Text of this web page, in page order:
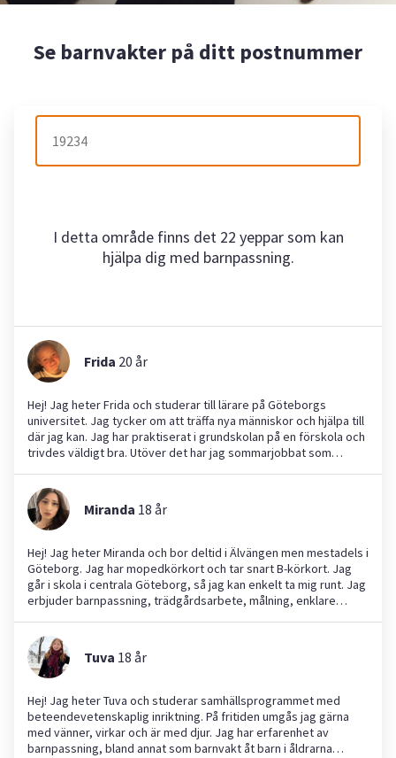
Se barnvakter på ditt postnummer
I detta område finns det 22 yeppar som kan
hjälpa dig med barnpassning.
Frida 20 år
Hej! Jag heter Frida och studerar till lärare på Göteborgs
universitet. Jag tycker om att träffa nya människor och hjälpa till
där jag kan. Jag har praktiserat i grundskolan på en förskola och
trivdes väldigt bra. Utöver det har jag sommarjobbat som
sjukhus. Jag är utbildad undersköterska efter att ha gått vård-
och omsorgsprogrammet på gymnasiet. På fritiden har jag
spelat cello i många år och även fotboll. Jag söker jobb där jag
kan hjälpa till med barnpassning eller ta hand om djur.
Miranda 18 år
Hej! Jag heter Miranda och bor deltid i Älvängen men mestadels i
Göteborg. Jag har mopedkörkort och tar snart B‑körkort. Jag
går i skola i centrala Göteborg, så jag kan enkelt ta mig runt. Jag
erbjuder barnpassning, trädgårdsarbete, målning, enklare
noggrann och tycker om att hjälpa till. Jag ser fram emot att
höra av er och hjälpa till där det behövs!
Tuva 18 år
Hej! Jag heter Tuva och studerar samhällsprogrammet med
beteendevetenskaplig inriktning. På fritiden umgås jag gärna
med vänner, virkar och är med djur. Jag har erfarenhet av
barnpassning, bland annat som barnvakt åt barn i åldrarna